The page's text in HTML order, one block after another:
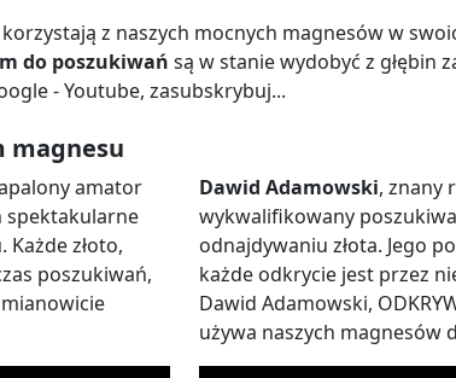
korzystają z naszych mocnych magnesów w
do poszukiwań są w stanie wydobyć z głębin
- Youtube, zasubskrybuj...
magnesu
amator
spektakularne
złoto,
poszukiwań,
Dawid Adamowski, znany
wykwalifikowany
odnajdywaniu złota. Jego
każde odkrycie jest przez
Dawid Adamowski,
używa naszych magnesów